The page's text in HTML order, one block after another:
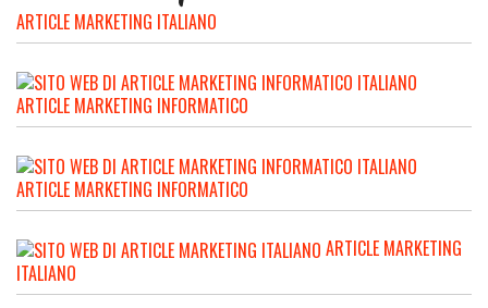
ARTICLE MARKETING ITALIANO
ARTICLE MARKETING INFORMATICO
ARTICLE MARKETING INFORMATICO
ARTICLE MARKETING
ITALIANO